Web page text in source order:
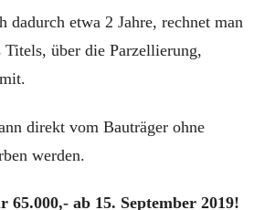
dadurch etwa 2 Jahre, rechnet man
über die Parzellierung,
direkt vom Bauträger ohne
werden.
ab 15. September 2019!